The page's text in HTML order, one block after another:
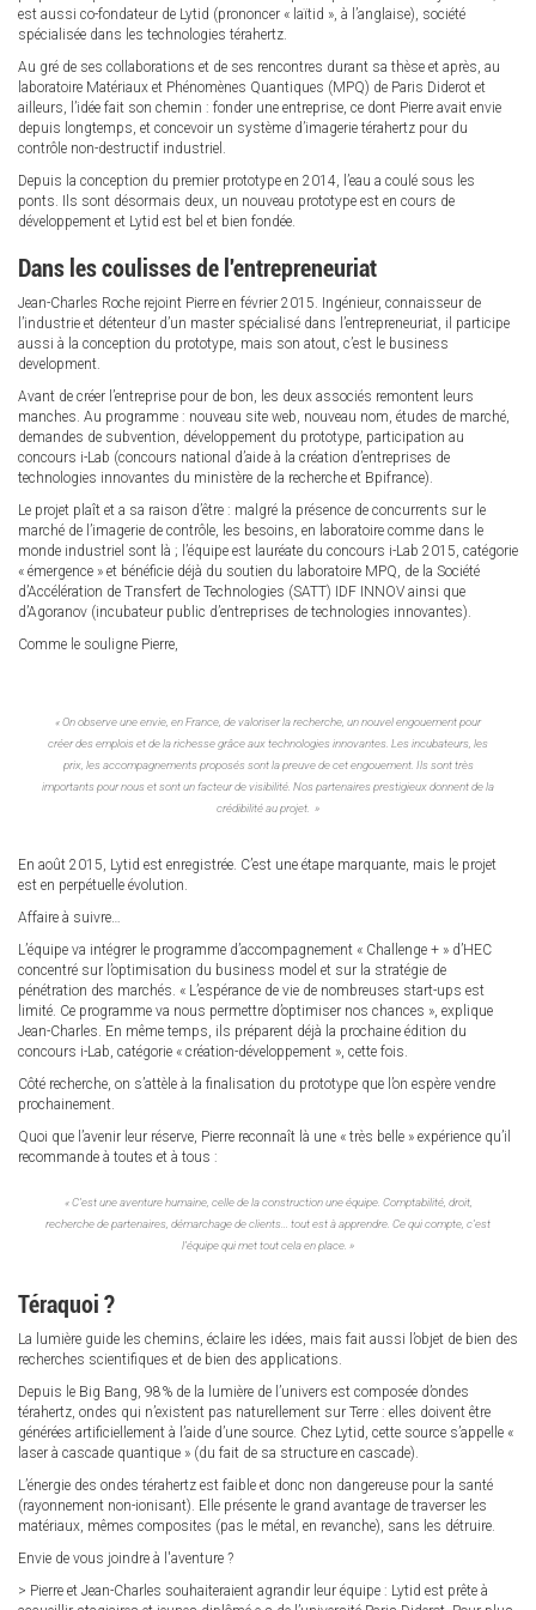
est aussi co-fondateur de Lytid (prononcer « laïtid », à l’anglaise), société
spécialisée dans les technologies térahertz.
Au gré de ses collaborations et de ses rencontres durant sa thèse et après, au
laboratoire Matériaux et Phénomènes Quantiques (MPQ) de Paris Diderot et
ailleurs, l’idée fait son chemin : fonder une entreprise, ce dont Pierre avait envie
depuis longtemps, et concevoir un système d’imagerie térahertz pour du
contrôle non-destructif industriel.
Depuis la conception du premier prototype en 2014, l’eau a coulé sous les
ponts. Ils sont désormais deux, un nouveau prototype est en cours de
développement et Lytid est bel et bien fondée.
Dans les coulisses de l'entrepreneuriat
Jean-Charles Roche rejoint Pierre en février 2015. Ingénieur, connaisseur de
l’industrie et détenteur d’un master spécialisé dans l’entrepreneuriat, il participe
aussi à la conception du prototype, mais son atout, c’est le business
development.
Avant de créer l’entreprise pour de bon, les deux associés remontent leurs
manches. Au programme : nouveau site web, nouveau nom, études de marché,
demandes de subvention, développement du prototype, participation au
concours i-Lab (concours national d’aide à la création d’entreprises de
technologies innovantes du ministère de la recherche et Bpifrance).
Le projet plaît et a sa raison d’être : malgré la présence de concurrents sur le
marché de l’imagerie de contrôle, les besoins, en laboratoire comme dans le
monde industriel sont là ; l’équipe est lauréate du concours i-Lab 2015, catégorie
« émergence » et bénéficie déjà du soutien du laboratoire MPQ, de la Société
d’Accélération de Transfert de Technologies (SATT) IDF INNOV ainsi que
d’Agoranov (incubateur public d’entreprises de technologies innovantes).
Comme le souligne Pierre,
« On observe une envie, en France, de valoriser la recherche, un nouvel engouement pour
créer des emplois et de la richesse grâce aux technologies innovantes. Les incubateurs, les
prix, les accompagnements proposés sont la preuve de cet engouement. Ils sont très
importants pour nous et sont un facteur de visibilité. Nos partenaires prestigieux donnent de la
crédibilité au projet. »
En août 2015, Lytid est enregistrée. C’est une étape marquante, mais le projet
est en perpétuelle évolution.
Affaire à suivre…
L’équipe va intégrer le programme d’accompagnement « Challenge + » d’HEC
concentré sur l’optimisation du business model et sur la stratégie de
pénétration des marchés. « L’espérance de vie de nombreuses start-ups est
limité. Ce programme va nous permettre d’optimiser nos chances », explique
Jean-Charles. En même temps, ils préparent déjà la prochaine édition du
concours i-Lab, catégorie « création-développement », cette fois.
Côté recherche, on s’attèle à la finalisation du prototype que l’on espère vendre
prochainement.
Quoi que l’avenir leur réserve, Pierre reconnaît là une « très belle » expérience qu’il
recommande à toutes et à tous :
« C’est une aventure humaine, celle de la construction une équipe. Comptabilité, droit,
recherche de partenaires, démarchage de clients… tout est à apprendre. Ce qui compte, c’est
l’équipe qui met tout cela en place. »
Téraquoi ?
La lumière guide les chemins, éclaire les idées, mais fait aussi l’objet de bien des
recherches scientifiques et de bien des applications.
Depuis le Big Bang, 98% de la lumière de l’univers est composée d’ondes
térahertz, ondes qui n’existent pas naturellement sur Terre : elles doivent être
générées artificiellement à l’aide d’une source. Chez Lytid, cette source s’appelle «
laser à cascade quantique » (du fait de sa structure en cascade).
L’énergie des ondes térahertz est faible et donc non dangereuse pour la santé
(rayonnement non-ionisant). Elle présente le grand avantage de traverser les
matériaux, mêmes composites (pas le métal, en revanche), sans les détruire.
Envie de vous joindre à l'aventure ?
> Pierre et Jean-Charles souhaiteraient agrandir leur équipe : Lytid est prête à